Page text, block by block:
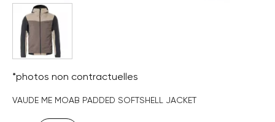
*photos non contractuelles
VAUDE ME MOAB PADDED SOFTSHELL JACKET